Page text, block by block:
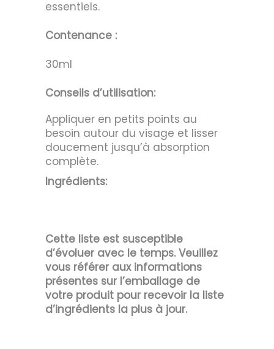
essentiels.
Contenance :
30ml
Conseils d’utilisation:
Appliquer en petits points au
besoin autour du visage et lisser
doucement jusqu’à absorption
complète.
Ingrédients:
Cette liste est susceptible
d’évoluer avec le temps. Veuillez
vous référer aux informations
présentes sur l’emballage de
votre produit pour recevoir la liste
d’ingrédients la plus à jour.